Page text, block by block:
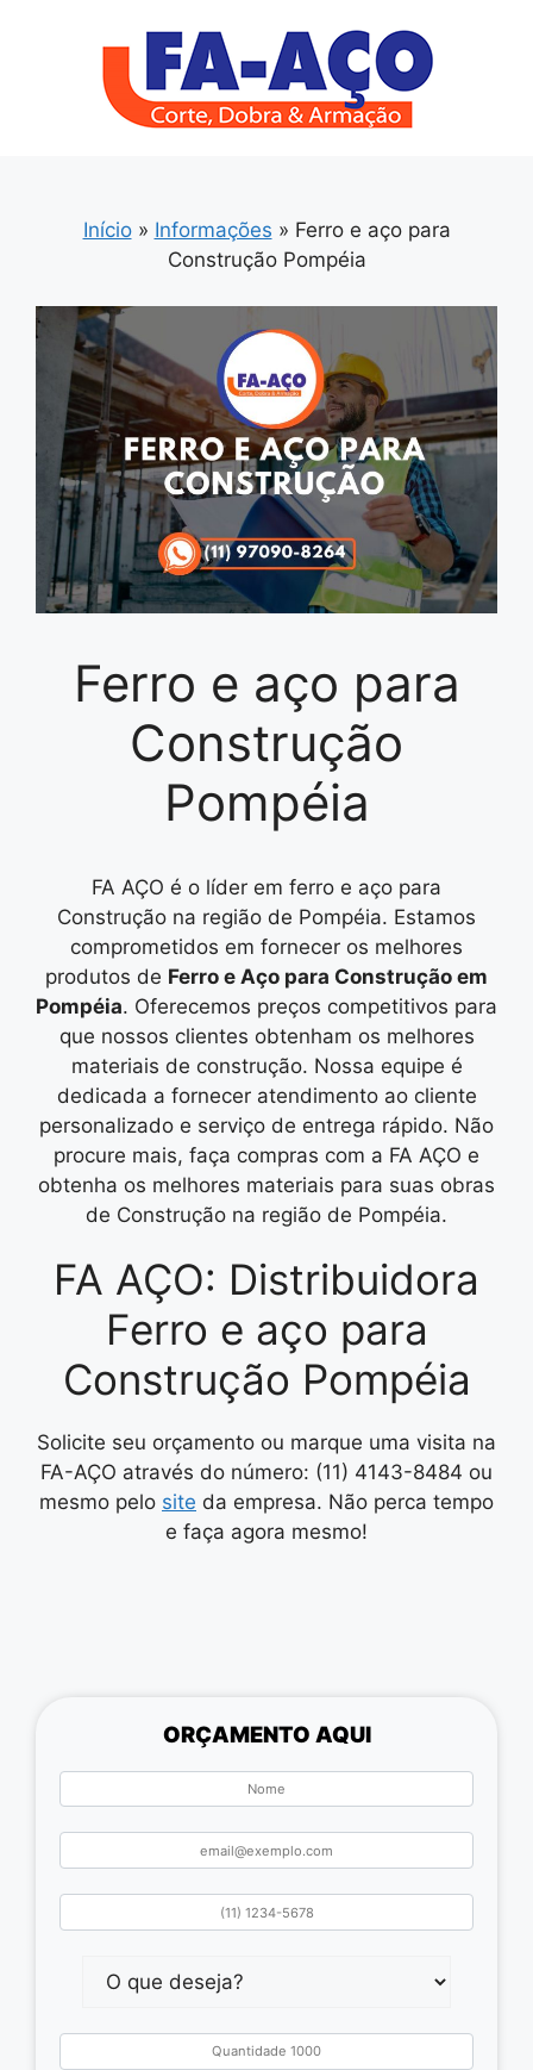
Início» Informações » Ferro e aço para
Construção Pompéia
Ferro e aço para
Construção
Pompéia
FA AÇO é o líder em ferro e aço para
Construção na região de Pompéia. Estamos
comprometidos em fornecer os melhores
produtos de Ferro e Aço para Construção em
Pompéia. Oferecemos preços competitivos para
que nossos clientes obtenham os melhores
materiais de construção. Nossa equipe é
dedicada a fornecer atendimento ao cliente
personalizado e serviço de entrega rápido. Não
procure mais, faça compras com a FA AÇO e
obtenha os melhores materiais para suas obras
de Construção na região de Pompéia.
FA AÇO: Distribuidora
Ferro e aço para
Construção Pompéia
Solicite seu orçamento ou marque uma visita na
FA-AÇO através do número: (11) 4143-8484 ou
mesmo pelo site da empresa. Não perca tempo
e faça agora mesmo!
ORÇAMENTO AQUI